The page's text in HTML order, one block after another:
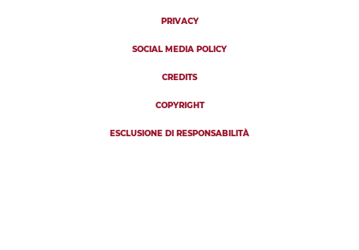
PRIVACY
SOCIAL MEDIA POLICY
CREDITS
COPYRIGHT
ESCLUSIONE DI RESPONSABILITÀ